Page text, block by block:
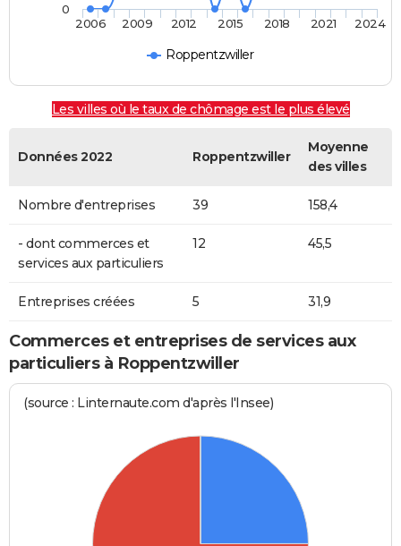
Roppentzwiller
2006 2009 2012 2015 2018 2021 2024
0
Les villes où le taux de chômage est le plus élevé
Données 2022 Roppentzwiller
Moyenne
des villes
Nombre d'entreprises 39 158,4
- dont commerces et
services aux particuliers
12 45,5
Entreprises créées 5 31,9
Commerces et entreprises de services aux
particuliers à Roppentzwiller
(source : Linternaute.com d'après l'Insee)